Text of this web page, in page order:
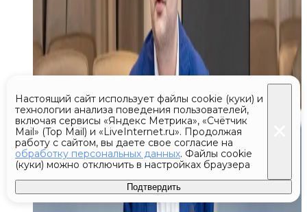
Настоящий сайт использует файлы cookie (куки) и
технологии анализа поведения пользователей,
включая сервисы «Яндекс Метрика», «Счётчик
Mail» (Top Mail) и «LiveInternet.ru». Продолжая
работу с сайтом, вы даете свое согласие на
обработку персональных данных. Файлы cookie
(куки) можно отключить в настройках браузера
Подтвердить